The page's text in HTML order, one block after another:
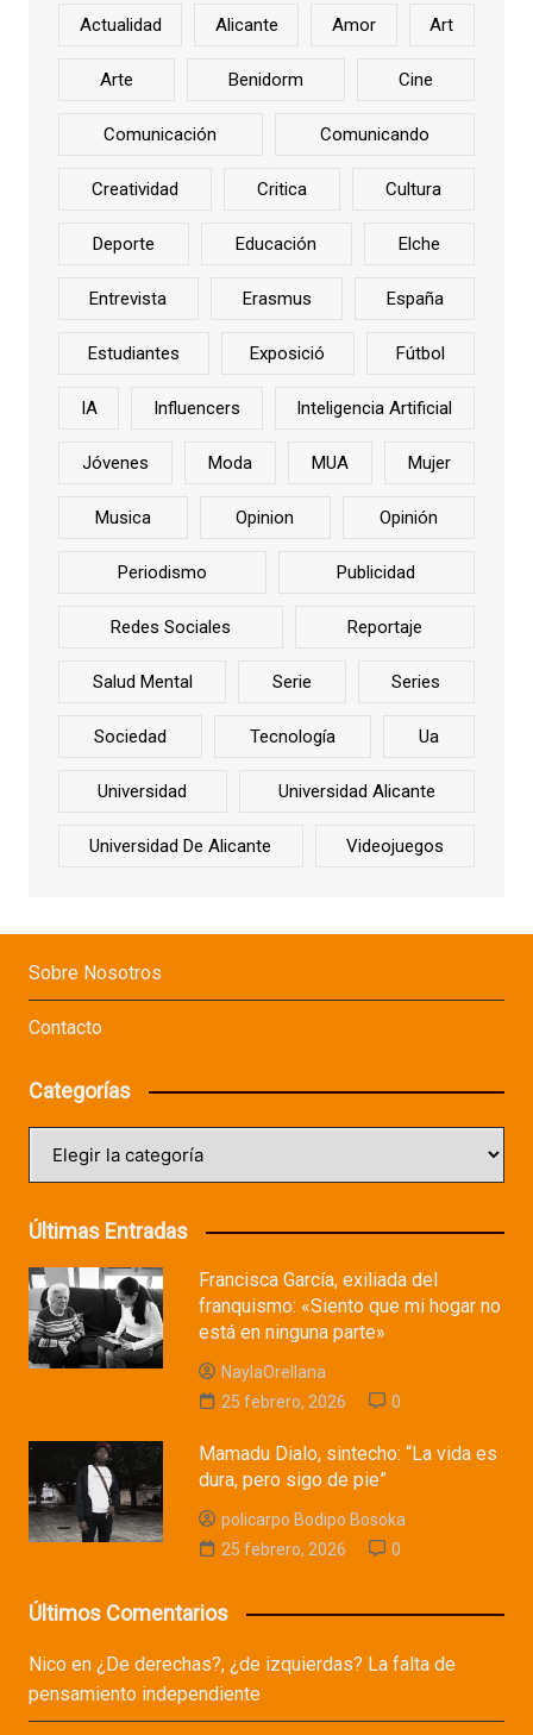
Actualidad Alicante Amor Art
Arte Benidorm Cine
Comunicación Comunicando
Creatividad Critica Cultura
Deporte Educación Elche
Entrevista Erasmus España
Estudiantes Exposició Fútbol
IA Influencers Inteligencia Artificial
Jóvenes Moda MUA Mujer
Musica Opinion Opinión
Periodismo Publicidad
Redes Sociales Reportaje
Salud Mental Serie Series
Sociedad Tecnología Ua
Universidad Universidad Alicante
Universidad De Alicante Videojuegos
Sobre Nosotros
Contacto
Categorías
Últimas Entradas
Francisca García, exiliada del
franquismo: «Siento que mi hogar no
está en ninguna parte»
NaylaOrellana
25 febrero, 2026
0
Mamadu Dialo, sintecho: “La vida es
dura, pero sigo de pie”
policarpo Bodipo Bosoka
25 febrero, 2026
0
Últimos Comentarios
Nicoen ¿De derechas?, ¿de izquierdas? La falta de
pensamiento independiente